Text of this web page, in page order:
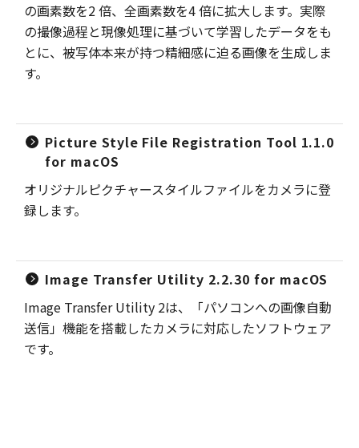
の画素数を2 倍、全画素数を4 倍に拡大します。実際
の撮像過程と現像処理に基づいて学習したデータをも
とに、被写体本来が持つ精細感に迫る画像を生成しま
す。
Picture Style File Registration Tool 1.1.0
for macOS
オリジナルピクチャースタイルファイルをカメラに登
録します。
Image Transfer Utility 2.2.30 for macOS
Image Transfer Utility 2は、「パソコンへの画像自動
送信」機能を搭載したカメラに対応したソフトウェア
です。